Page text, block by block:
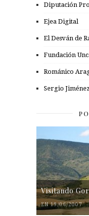
Diputación
Ejea Digital
El Desván de
Fundación
Románico
Sergio
Visitando
EN 19/06/2007